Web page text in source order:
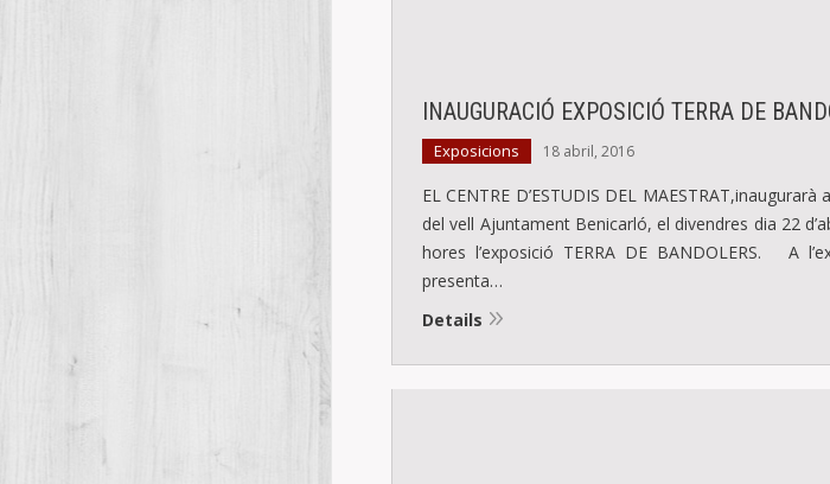
INAUGURACIÓ EXPOSICIÓ TERRA DE
Exposicions 18 abril, 2016
EL CENTRE D’ESTUDIS DEL MAESTRAT,inaugurarà
del vell Ajuntament Benicarló, el divendres dia 22
hores l’exposició TERRA DE BANDOLERS. A
presenta…
Details